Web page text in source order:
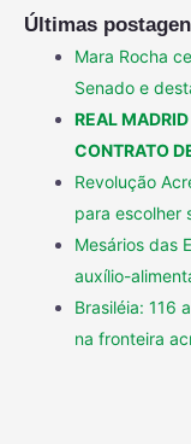
Últimas
Mara Rocha
Senado e
REAL
CONTRATO
Revolução
para escolher
Mesários das
auxílio-
Brasiléia: 116
na fronteira